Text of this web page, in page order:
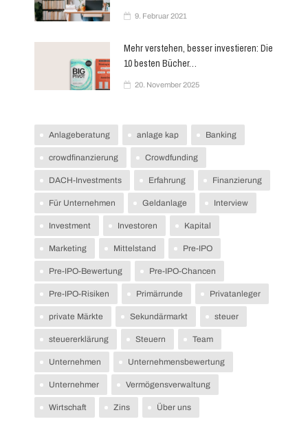
9. Februar 2021
Mehr verstehen, besser investieren: Die
10 besten Bücher…
20. November 2025
Anlageberatung anlage kap Banking
crowdfinanzierung Crowdfunding
DACH-Investments Erfahrung Finanzierung
Für Unternehmen Geldanlage Interview
Investment Investoren Kapital
Marketing Mittelstand Pre-IPO
Pre-IPO-Bewertung Pre-IPO-Chancen
Pre-IPO-Risiken Primärrunde Privatanleger
private Märkte Sekundärmarkt steuer
steuererklärung Steuern Team
Unternehmen Unternehmensbewertung
Unternehmer Vermögensverwaltung
Wirtschaft Zins Über uns